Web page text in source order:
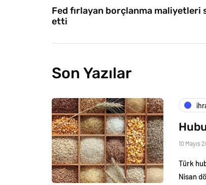
Fed fırlayan borçlanma maliyetleri
etti
Son Yazılar
10 Mayıs
Türk
Nisan